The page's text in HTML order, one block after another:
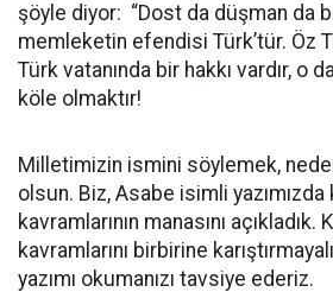
şöyle diyor: “Dost da düşman da
memleketin efendisi Türk’tür. Öz
Türk vatanında bir hakkı vardır, o
köle olmaktır!
Milletimizin ismini söylemek,
olsun. Biz, Asabe isimli
kavramlarının manasını
kavramlarını birbirine
yazımı okumanızı tavsiye ederiz.